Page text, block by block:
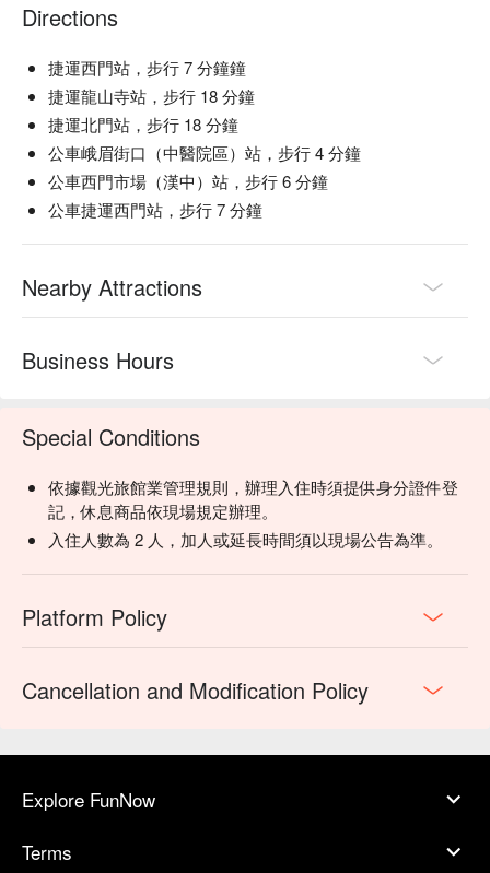
Directions
捷運西門站，步行 7 分鐘鐘
捷運龍山寺站，步行 18 分鐘
捷運北門站，步行 18 分鐘
公車峨眉街口（中醫院區）站，步行 4 分鐘
公車西門市場（漢中）站，步行 6 分鐘
公車捷運西門站，步行 7 分鐘
Nearby Attractions
Business Hours
Special Conditions
依據觀光旅館業管理規則，辦理入住時須提供身分證件登
記，休息商品依現場規定辦理。
入住人數為 2 人，加人或延長時間須以現場公告為準。
Platform Policy
Cancellation and Modification Policy
Explore FunNow
Terms